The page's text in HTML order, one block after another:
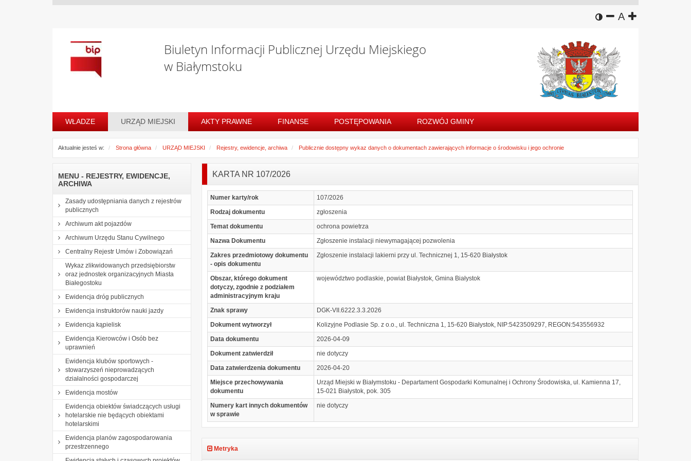
wersja kontrastowa
zmniejsz
Adomyślny
zwiększ
Biuletyn Informacji Publicznej Urzędu Miejskiego
w Białymstoku
WŁADZE URZĄD MIEJSKI AKTY PRAWNE FINANSE POSTĘPOWANIA ROZWÓJ GMINY
Aktualnie jesteś w: Strona główna URZĄD MIEJSKI Rejestry, ewidencje, archiwa Publicznie dostępny wykaz danych o dokumentach zawierających informacje o środowisku i jego ochronie
MENU - REJESTRY, EWIDENCJE,
ARCHIWA
Zasady udostępniania danych z rejestrów
publicznych
Archiwum akt pojazdów
Archiwum Urzędu Stanu Cywilnego
Centralny Rejestr Umów i Zobowiązań
Wykaz zlikwidowanych przedsiębiorstw
oraz jednostek organizacyjnych Miasta
Białegostoku
Ewidencja dróg publicznych
Ewidencja instruktorów nauki jazdy
Ewidencja kąpielisk
Ewidencja Kierowców i Osób bez
uprawnień
Ewidencja klubów sportowych -
stowarzyszeń nieprowadzących
działalności gospodarczej
Ewidencja mostów
Ewidencja obiektów świadczących usługi
hotelarskie nie będących obiektami
hotelarskimi
Ewidencja planów zagospodarowania
przestrzennego
KARTA NR 107/2026
Numer karty/rok
107/2026
Rodzaj dokumentu
zgłoszenia
Temat dokumentu
ochrona powietrza
Nazwa Dokumentu
Zgłoszenie instalacji niewymagającej pozwolenia
Zakres przedmiotowy dokumentu
- opis dokumentu
Zgłoszenie instalacji lakierni przy ul. Technicznej 1, 15-620 Białystok
Obszar, którego dokument
dotyczy, zgodnie z podziałem
administracyjnym kraju
województwo podlaskie, powiat Białystok, Gmina Białystok
Znak sprawy
DGK-VII.6222.3.3.2026
Dokument wytworzył
Kolizyjne Podlasie Sp. z o.o., ul. Techniczna 1, 15-620 Białystok, NIP:5423509297, REGON:543556932
Data dokumentu
2026-04-09
Dokument zatwierdził
nie dotyczy
Data zatwierdzenia dokumentu
2026-04-20
Miejsce przechowywania
dokumentu
Urząd Miejski w Białymstoku - Departament Gospodarki Komunalnej i Ochrony Środowiska, ul. Kamienna 17,
15-021 Białystok, pok. 305
Numery kart innych dokumentów
w sprawie
nie dotyczy
Metryka